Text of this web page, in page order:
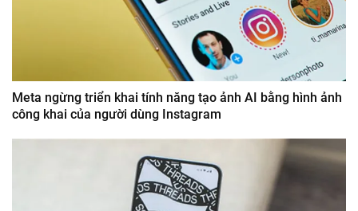
Meta ngừng triển khai tính năng tạo ảnh AI bằng hình ảnh
công khai của người dùng Instagram